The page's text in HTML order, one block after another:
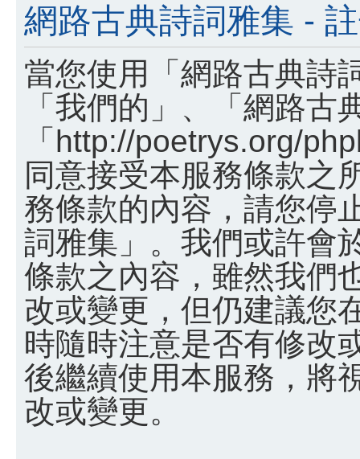
網路古典詩詞雅集 -
當您使用「網路古典詩
「我們的」、「網路古
「http://poetrys.org/
同意接受本服務條款之
務條款的內容，請您停
詞雅集」。我們或許會
條款之內容，雖然我們
改或變更，但仍建議您
時隨時注意是否有修改
後繼續使用本服務，將
改或變更。